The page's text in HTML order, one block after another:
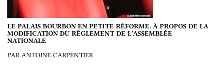
LE PALAIS BOURBON EN PETITE RÉFORME. À PROPOS DE LA
MODIFICATION DU RÈGLEMENT DE L’ASSEMBLÉE
NATIONALE
PAR ANTOINE CARPENTIER